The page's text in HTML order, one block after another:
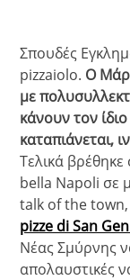
Σπουδές
pizzaiolo. Ο
με
κάνουν τον
καταπιάνεται,
Τελικά
bella Napoli σε
talk of the town,
pizze di San
Νέας Σμύρνης
απολαυστικές